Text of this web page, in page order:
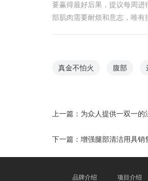
要赢得最好后果，提议每周
部肌肉需要耐烦和意志，唯有
真金不怕火 腹部
上一篇： 为众人提供一双一的
下一篇： 增强腿部清洁用具销
品牌介绍 项目介绍